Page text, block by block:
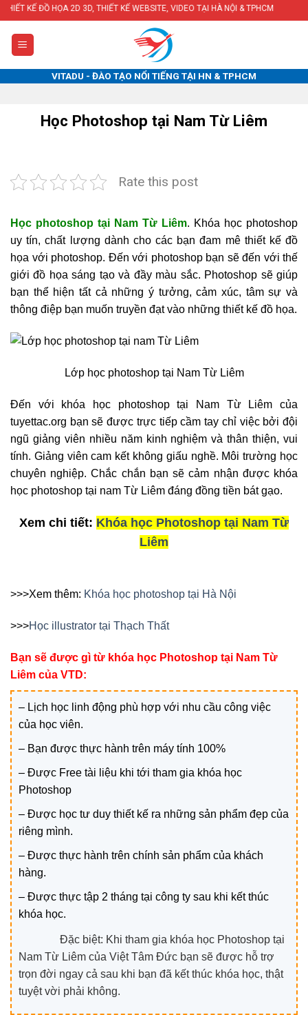
Skip
to
content
2D 3D, THIẾT KẾ WEBSITE, VIDEO TẠI HÀ NỘI & TPHCM
VITADU - ĐÀO TẠO NỔI TIẾNG TẠI HN & TPHCM
Học Photoshop tại Nam Từ Liêm
Rate this post
Học photoshop tại Nam Từ Liêm. Khóa học photoshop
uy tín, chất lượng dành cho các bạn đam mê thiết kế đồ
họa với photoshop. Đến với photoshop bạn sẽ đến với thế
giới đồ họa sáng tạo và đầy màu sắc. Photoshop sẽ giúp
bạn thể hiện tất cả những ý tưởng, cảm xúc, tâm sự và
thông điệp bạn muốn truyền đạt vào những thiết kế đồ họa.
Lớp học photoshop tại Nam Từ Liêm
Đến với khóa học photoshop tại Nam Từ Liêm của
tuyettac.org bạn sẽ được trực tiếp cầm tay chỉ việc bởi đội
ngũ giảng viên nhiều năm kinh nghiệm và thân thiện, vui
tính. Giảng viên cam kết không giấu nghề. Môi trường học
chuyên nghiệp. Chắc chắn bạn sẽ cảm nhận được khóa
học photoshop tại nam Từ Liêm đáng đồng tiền bát gạo.
Xem chi tiết: Khóa học Photoshop tại Nam Từ
Liêm
>>>Xem thêm: Khóa học photoshop tại Hà Nội
>>>Học illustrator tại Thạch Thất
Bạn sẽ được gì từ khóa học Photoshop tại Nam Từ
Liêm của VTD:
– Lịch học linh động phù hợp với nhu cầu công việc
của học viên.
– Bạn được thực hành trên máy tính 100%
– Được Free tài liệu khi tới tham gia khóa học
Photoshop
– Được học tư duy thiết kế ra những sản phẩm đẹp của
riêng mình.
– Được thực hành trên chính sản phẩm của khách
hàng.
– Được thực tập 2 tháng tại công ty sau khi kết thúc
khóa học.
Đặc biệt: Khi tham gia khóa học Photoshop tại
Nam Từ Liêm của Việt Tâm Đức bạn sẽ được hỗ trợ
trọn đời ngay cả sau khi bạn đã kết thúc khóa học, thật
tuyệt vời phải không.